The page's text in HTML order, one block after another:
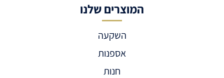
המוצרים שלנו
השקעה
אספנות
חנות